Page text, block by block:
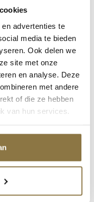
advertenties te
media te bieden
Ook delen we
site met onze
en analyse. Deze
met andere
of die ze hebben
van hun services.
vernis, lijm, cement,
speciaal
diverse producten op